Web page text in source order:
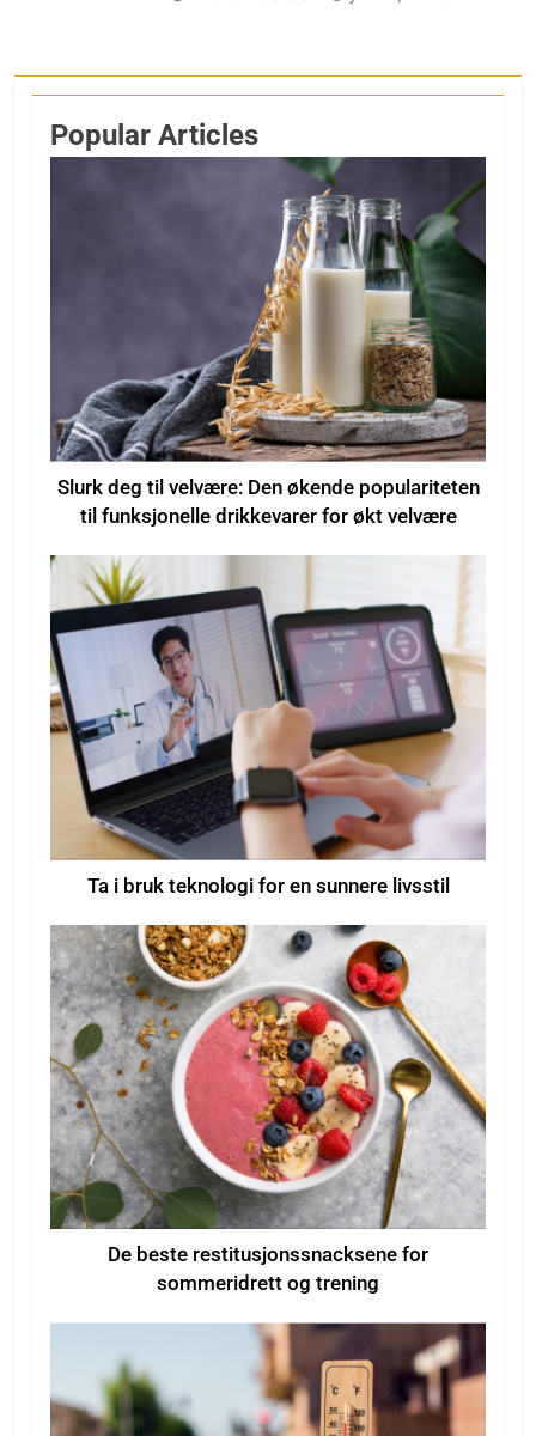
Popular Articles
Slurk deg til velvære: Den økende populariteten
til funksjonelle drikkevarer for økt velvære
Ta i bruk teknologi for en sunnere livsstil
De beste restitusjonssnacksene for
sommeridrett og trening